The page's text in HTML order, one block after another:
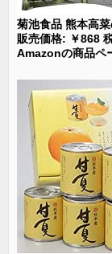
菊池食品 熊本高
販売価格: ￥868
Amazonの商品ペ